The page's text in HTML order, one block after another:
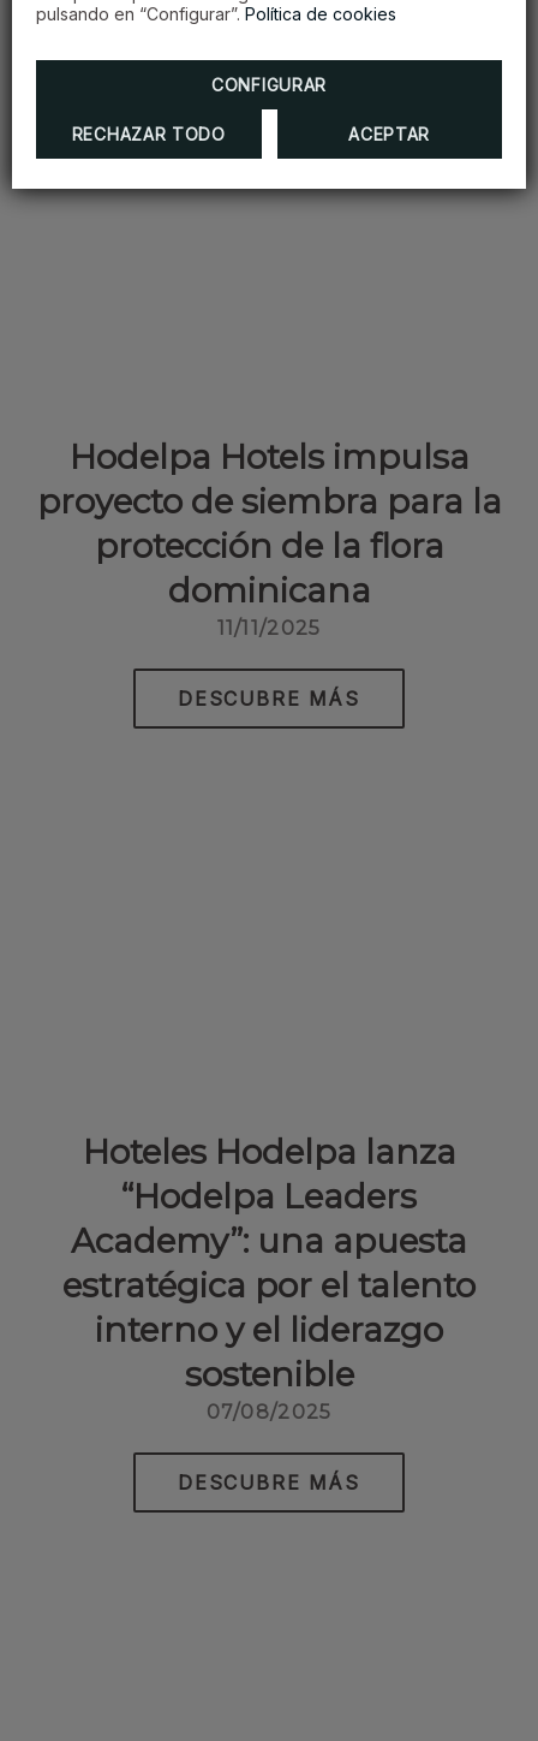
pulsando en “Configurar”. Política de cookies
CONFIGURAR
RECHAZAR TODO ACEPTAR
Hodelpa Hotels impulsa
proyecto de siembra para la
protección de la flora
dominicana
11/11/2025
DESCUBRE MÁS
Hoteles Hodelpa lanza
“Hodelpa Leaders
Academy”: una apuesta
estratégica por el talento
interno y el liderazgo
sostenible
07/08/2025
DESCUBRE MÁS